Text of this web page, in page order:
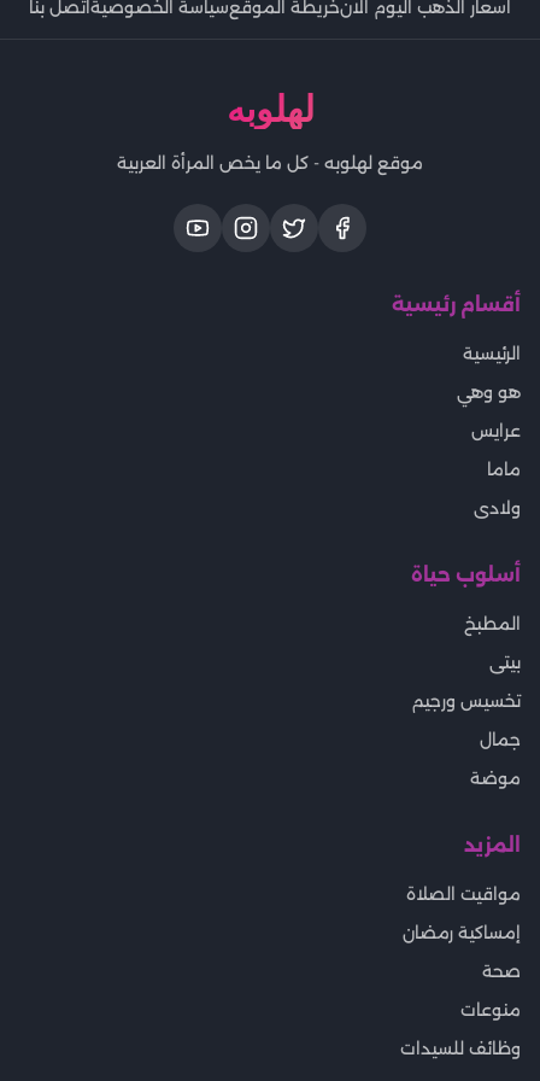
اسعار الذهب اليوم الانخريطة الموقعسياسة الخصوصيةاتصل بنا
لهلوبه
موقع لهلوبه - كل ما يخص المرأة العربية
أقسام رئيسية
الرئيسية
هو وهي
عرايس
ماما
ولادى
أسلوب حياة
المطبخ
بيتى
تخسيس ورجيم
جمال
موضة
المزيد
مواقيت الصلاة
إمساكية رمضان
صحة
منوعات
وظائف للسيدات